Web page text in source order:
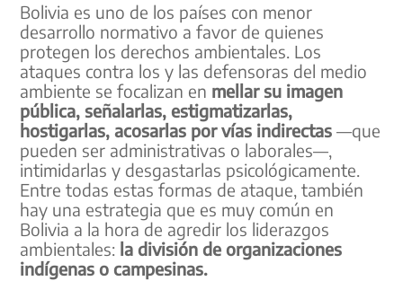
Bolivia es uno de los países con menor
desarrollo normativo a favor de quienes
protegen los derechos ambientales. Los
ataques contra los y las defensoras del medio
ambiente se focalizan en mellar su imagen
pública, señalarlas, estigmatizarlas,
hostigarlas, acosarlas por vías indirectas —que
pueden ser administrativas o laborales—,
intimidarlas y desgastarlas psicológicamente.
Entre todas estas formas de ataque, también
hay una estrategia que es muy común en
Bolivia a la hora de agredir los liderazgos
ambientales: la división de organizaciones
indígenas o campesinas.